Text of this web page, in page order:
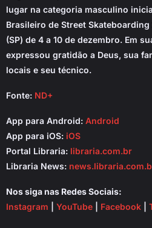
lugar na categoria masculino
Brasileiro de Street
(SP) de 4 a 10 de dezembro. Em
expressou gratidão a Deus, sua
locais e seu técnico.
Fonte: ND+
App para Android: Android
App para iOS: iOS
Portal Libraria: libraria.com.br
Libraria News:
Nos siga nas Redes Sociais:
Instagram
YouTube Facebook